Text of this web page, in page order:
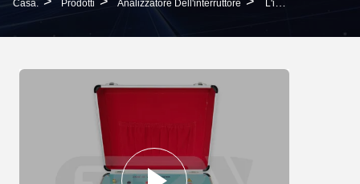
Casa. Prodotti Analizzatore Dell'interruttore L'interruttore Di Vuoto Sul Tester Di Misurazione Di Vacuità Del Sito, Prova Dell'interruttore Di Vuoto Di Alta Tensione Ha Fissato Il Trasporto Facile